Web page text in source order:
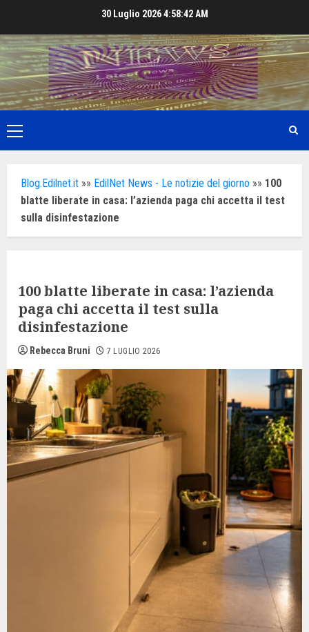
content
30 Luglio 20264:58:43 AM
Primary
Menu
Blog.Edilnet.it »» EdilNet News - Le notizie del giorno »» 100
blatte liberate in casa: l’azienda paga chi accetta il test
sulla disinfestazione
100 blatte liberate in casa: l’azienda
paga chi accetta il test sulla
disinfestazione
Rebecca Bruni 7 LUGLIO 2026